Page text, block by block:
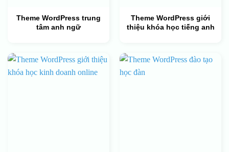
Theme WordPress trung
tâm anh ngữ
Theme WordPress giới
thiệu khóa học tiếng anh